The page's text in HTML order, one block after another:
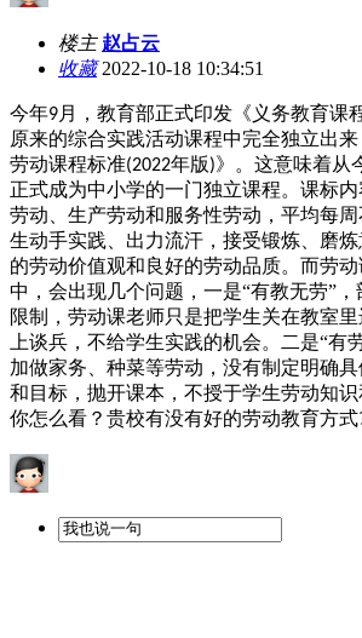
楼主 赵占云
收藏2022-10-18 10:34:51
今年9月，教育部正式印发《义务教育课
原来的综合实践活动课程中完全独立出
劳动课程标准(2022年版)》。这意味着从
正式成为中小学的一门独立课程。课标
劳动、生产劳动和服务性劳动，平均每
生动手实践、出力流汗，接受锻炼、磨
的劳动价值观和良好的劳动品质。而劳
中， 会出现几个问题，一是“有教无劳”
限制，劳动课老师只是把学生关在教室
上谈兵，不给学生实践的机会。二是“有
加做家务、种菜等劳动，没有制定明确
和目标，抛开课本，不授于学生劳动知
你怎么看？贵校有没有好的劳动教育方式